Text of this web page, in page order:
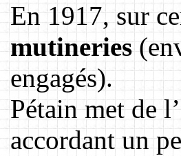
En 1917, sur
mutineries
engagés).
Pétain met de
accordant un